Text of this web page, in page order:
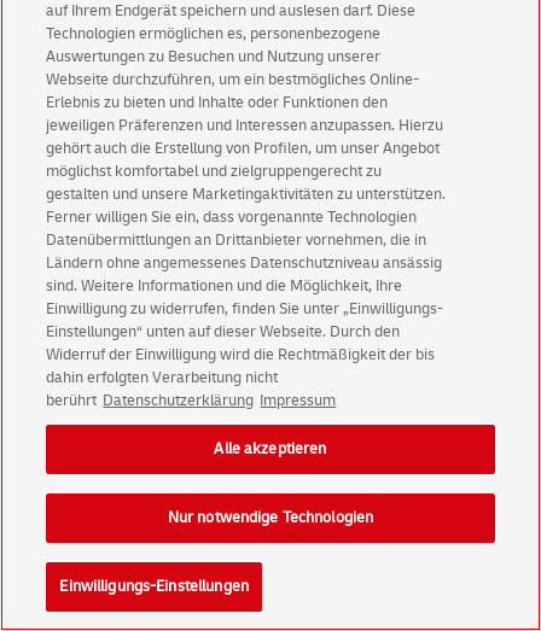
in den Warenkorb
Auf die Merkliste
tesafilm transparent Office-Box 57371
transparent
33 m x 15 mm, 10er-Office-Box
ab 1,01 € pro Stück, inkl. USt.
10,09 €2)
Sofort lieferbar
auf Ihrem Endgerät speichern und auslesen darf. Diese
Technologien ermöglichen es, personenbezogene
Auswertungen zu Besuchen und Nutzung unserer
Webseite durchzuführen, um ein bestmögliches Online-
Erlebnis zu bieten und Inhalte oder Funktionen den
jeweiligen Präferenzen und Interessen anzupassen. Hierzu
gehört auch die Erstellung von Profilen, um unser Angebot
möglichst komfortabel und zielgruppengerecht zu
gestalten und unsere Marketingaktivitäten zu unterstützen.
Ferner willigen Sie ein, dass vorgenannte Technologien
Datenübermittlungen an Drittanbieter vornehmen, die in
Ländern ohne angemessenes Datenschutzniveau ansässig
sind. Weitere Informationen und die Möglichkeit, Ihre
Einwilligung zu widerrufen, finden Sie unter „Einwilligungs-
Einstellungen“ unten auf dieser Webseite. Durch den
Widerruf der Einwilligung wird die Rechtmäßigkeit der bis
dahin erfolgten Verarbeitung nicht
berührt Datenschutzerklärung Impressum
Einwilligungs-Einstellungen
Nur notwendige Technologien
Alle akzeptieren